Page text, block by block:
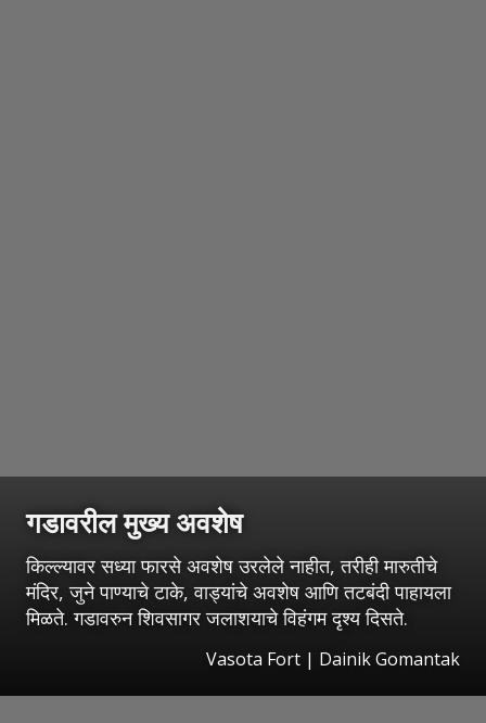
गडावरील मुख्य अवशेष
किल्ल्यावर सध्या फारसे अवशेष उरलेले नाहीत, तरीही मारुतीचे
मंदिर, जुने पाण्याचे टाके, वाड्यांचे अवशेष आणि तटबंदी पाहायला
मिळते. गडावरुन शिवसागर जलाशयाचे विहंगम दृश्य दिसते.
Vasota Fort | Dainik Gomantak